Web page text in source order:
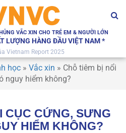
VẮC XIN CHO TRẺ EM & NGƯỜI LỚN
LƯỢNG HÀNG ĐẦU VIỆT NAM *
Vietnam Report 2025
học » Vắc xin » Chỗ tiêm bị nổi
nguy hiểm không?
CỤC CỨNG, SƯNG
HIỂM KHÔNG?